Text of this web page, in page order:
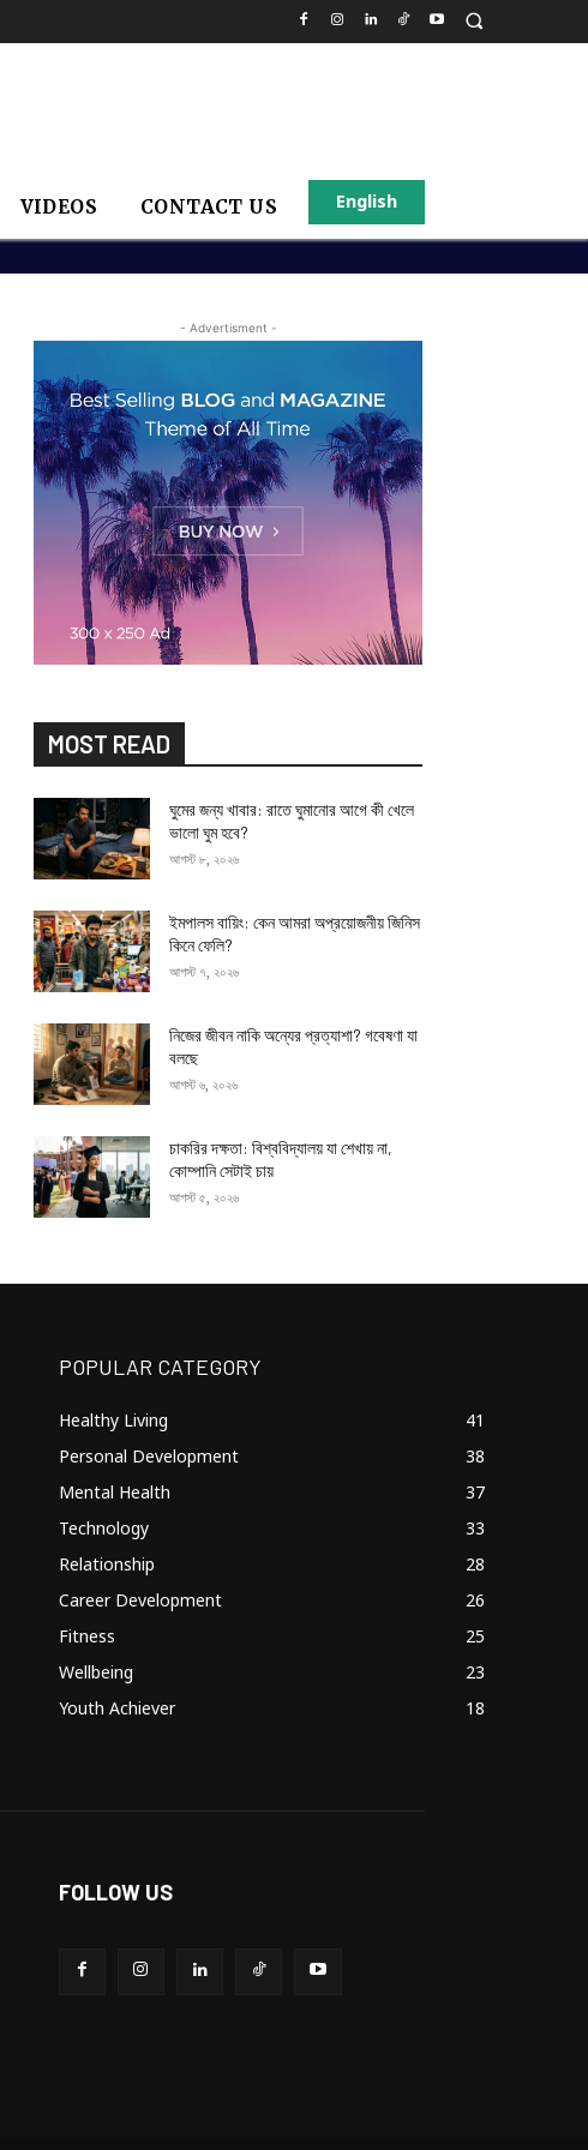
VIDEOS CONTACT US English
- Advertisment -
MOST READ
ঘুমের জন্য খাবার: রাতে ঘুমানোর আগে কী খেলে
ভালো ঘুম হবে?
আগস্ট ৮, ২০২৬
ইমপালস বায়িং: কেন আমরা অপ্রয়োজনীয় জিনিস
কিনে ফেলি?
আগস্ট ৭, ২০২৬
নিজের জীবন নাকি অন্যের প্রত্যাশা? গবেষণা যা
বলছে
আগস্ট ৬, ২০২৬
চাকরির দক্ষতা: বিশ্ববিদ্যালয় যা শেখায় না,
কোম্পানি সেটাই চায়
আগস্ট ৫, ২০২৬
POPULAR CATEGORY
Healthy Living
41
Personal Development
38
Mental Health
37
Technology
33
Relationship
28
Career Development
26
Fitness
25
Wellbeing
23
Youth Achiever
18
FOLLOW US